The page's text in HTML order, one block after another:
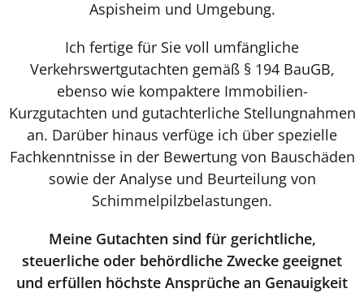
Aspisheim und Umgebung.
Ich fertige für Sie voll umfängliche
Verkehrswertgutachten gemäß § 194 BauGB,
ebenso wie kompaktere Immobilien-
Kurzgutachten und gutachterliche Stellungnahmen
an. Darüber hinaus verfüge ich über spezielle
Fachkenntnisse in der Bewertung von Bauschäden
sowie der Analyse und Beurteilung von
Schimmelpilzbelastungen.
Meine Gutachten sind für gerichtliche,
steuerliche oder behördliche Zwecke geeignet
und erfüllen höchste Ansprüche an Genauigkeit